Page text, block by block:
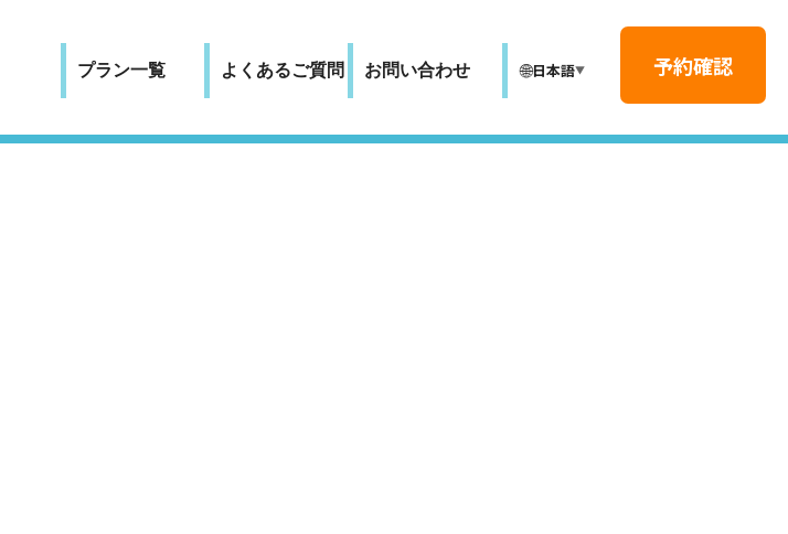
予約確認
🌐日本語▼
プラン一覧 よくあるご質問 お問い合わせ